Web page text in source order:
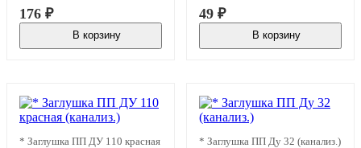
176 ₽
В корзину
49 ₽
В корзину
* Заглушка ПП ДУ 110 красная
* Заглушка ПП Ду 32 (канализ.)